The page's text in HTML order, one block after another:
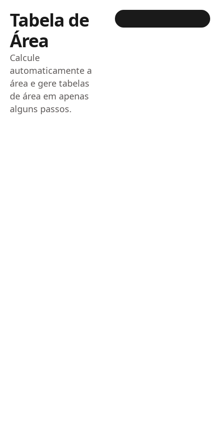
Tabela de
Área
Calcule
automaticamente a
área e gere tabelas
de área em apenas
alguns passos.